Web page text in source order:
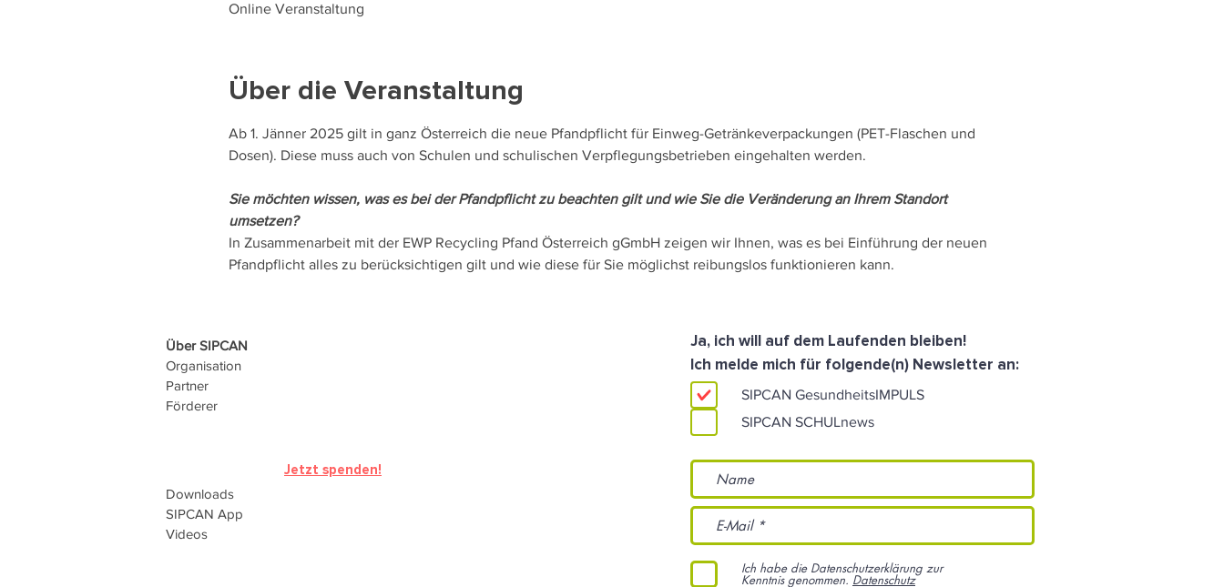
Online Veranstaltung
Über die Veranstaltung
Ab 1. Jänner 2025 gilt in ganz Österreich die neue Pfandpflicht für Einweg-Getränkeverpackungen (PET-Flaschen und
Dosen). Diese muss auch von Schulen und schulischen Verpflegungsbetrieben eingehalten werden.
Sie möchten wissen, was es bei der Pfandpflicht zu beachten gilt und wie Sie die Veränderung an Ihrem Standort
umsetzen?
In Zusammenarbeit mit der EWP Recycling Pfand Österreich gGmbH zeigen wir Ihnen, was es bei Einführung der neuen
Pfandpflicht alles zu berücksichtigen gilt und wie diese für Sie möglichst reibungslos funktionieren kann.
Über SIPCAN
Organisation
Partner
Förderer
Jetzt spenden!
Downloads
SIPCAN App
Videos
Ja, ich will auf dem Laufenden bleiben!
Ich melde mich für folgende(n) Newsletter an:
SIPCAN GesundheitsIMPULS
SIPCAN SCHULnews
Ich habe die Datenschutzerklärung zur
Kenntnis genommen. Datenschutz